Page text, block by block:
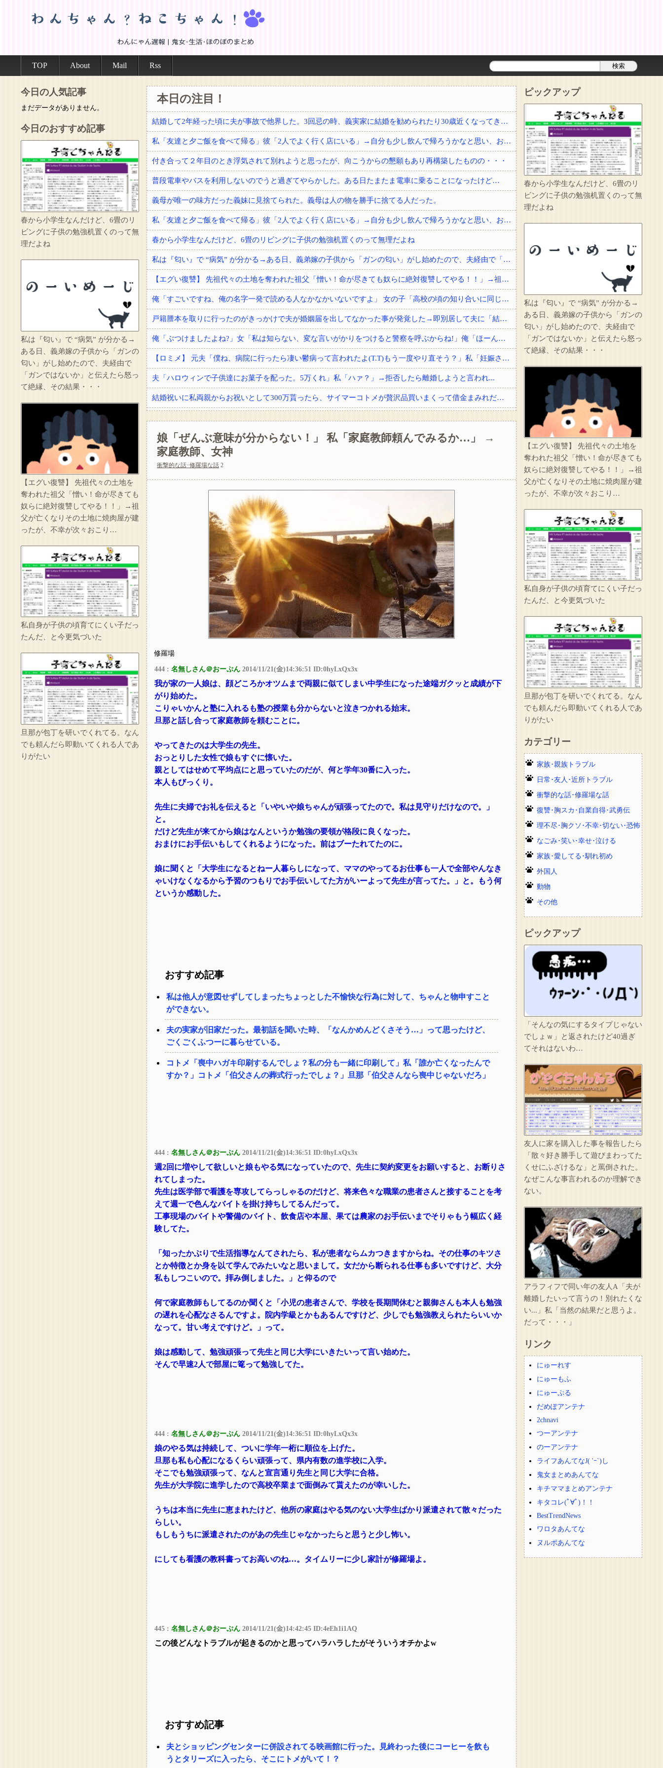
TOP About Mail Rss
今日の人気記事
まだデータがありません。
今日のおすすめ記事
春から小学生なんだけど、6畳のリ
ビングに子供の勉強机置くのって無
理だよね
私は『匂い』で “病気” が分かる→
ある日、義弟嫁の子供から「ガンの
匂い」がし始めたので、夫経由で
「ガンではないか」と伝えたら怒っ
て絶縁、その結果・・・
【エグい復讐】 先祖代々の土地を
奪われた祖父「憎い！命が尽きても
奴らに絶対復讐してやる！！」→祖
父が亡くなりその土地に焼肉屋が建
ったが、不幸が次々おこり…
私自身が子供の頃育てにくい子だっ
たんだ、と今更気づいた
旦那が包丁を研いでくれてる。なん
でも頼んだら即動いてくれる人であ
りがたい
本日の注目！
結婚して2年経った頃に夫が事故で他界した。3回忌の時、義実家に結婚を勧められたり30歳近くなってきて、このままでいいのかなとぼんやり思っていると・・・？
私「友達と夕ご飯を食べて帰る」彼「2人でよく行く店にいる」→自分も少し飲んで帰ろうかなと思い、お店に顔を出したら・・・
付き合って２年目のとき浮気されて別れようと思ったが、向こうからの懇願もあり再構築したものの・・・
普段電車やバスを利用しないのでうと過ぎてやらかした。ある日たまたま電車に乗ることになったけど…
義母が唯一の味方だった義妹に見捨てられた。義母は人の物を勝手に捨てる人だった。
私「友達と夕ご飯を食べて帰る」彼「2人でよく行く店にいる」→自分も少し飲んで帰ろうかなと思い、お店に顔を出したら・・・
春から小学生なんだけど、6畳のリビングに子供の勉強机置くのって無理だよね
私は『匂い』で “病気” が分かる→ある日、義弟嫁の子供から「ガンの匂い」がし始めたので、夫経由で「ガンではないか」と伝えたら怒って絶縁、その結果・・・
【エグい復讐】 先祖代々の土地を奪われた祖父「憎い！命が尽きても奴らに絶対復讐してやる！！」→祖父が亡くなりその土地に焼肉屋が建ったが、不幸が次々おこり…
俺「すごいですね、俺の名字一発で読める人なかなかいないですよ」 女の子「高校の頃の知り合いに同じ名字の人が居まして」
戸籍謄本を取りに行ったのがきっかけで夫が婚姻届を出してなかった事が発覚した→即別居して夫に「結婚詐欺だから訴える！」と伝えたら信じられない...
俺「ぶつけましたよね?」女「私は知らない、変な言いがかりをつけると警察を呼ぶからね!」俺「ほーん」→スーパーの駐車場で当て逃げされた！警察に...
【ロミメ】 元夫「僕ね、病院に行ったら凄い鬱病って言われたよ(T.T)もう一度やり直そう？」私「妊娠させた女子高生はどうなったわけ！？」
夫「ハロウィンで子供達にお菓子を配った。5万くれ」私「ハァ？」→拒否したら離婚しようと言われ...
結婚祝いに私両親からお祝いとして300万貰ったら、サイマーコトメが贅沢品買いまくって借金まみれだから貸してと言ってきた。
手術を受けてドナーから内臓の一つをもらった。すると術後不思議な現象が…家族「気のせいよ」
ベテラン看護師が若い看護師への指導の仕方で上司に注意されてるのを聞いてしまった
託児ママ「暇でしょー？置いといてくれるだけでいいからー」私（置いとくだけ？）→イラっとしたので…
娘「ぜんぶ意味が分からない！」 私「家庭教師頼んでみるか…」 →
家庭教師、女神
衝撃的な話･修羅場な話 2
修羅場
444 : 名無しさん＠おーぷん 2014/11/21(金)14:36:51 ID:0hyLxQx3x
我が家の一人娘は、顔どころかオツムまで両親に似てしまい中学生になった途端ガクッと成績が下
がり始めた。
こりゃいかんと塾に入れるも塾の授業も分からないと泣きつかれる始末。
旦那と話し合って家庭教師を頼むことに。
やってきたのは大学生の先生。
おっとりした女性で娘もすぐに懐いた。
親としてはせめて平均点にと思っていたのだが、何と学年30番に入った。
本人もびっくり。
先生に夫婦でお礼を伝えると「いやいや娘ちゃんが頑張ってたので。私は見守りだけなので。」
と。
だけど先生が来てから娘はなんというか勉強の要領が格段に良くなった。
おまけにお手伝いもしてくれるようになった。前はブーたれてたのに。
娘に聞くと「大学生になるとねー人暮らしになって、ママのやってるお仕事も一人で全部やんなき
ゃいけなくなるから予習のつもりでお手伝いしてた方がいーよって先生が言ってた。」と。もう何
というか感動した。
おすすめ記事
私は他人が意図せずしてしまったちょっとした不愉快な行為に対して、ちゃんと物申すこと
ができない。
夫の実家が旧家だった。最初話を聞いた時、「なんかめんどくさそう…」って思ったけど、
ごくごくふつーに暮らせている。
コトメ「喪中ハガキ印刷するんでしょ？私の分も一緒に印刷して」私「誰か亡くなったんで
すか？」コトメ「伯父さんの葬式行ったでしょ？」旦那「伯父さんなら喪中じゃないだろ」
444 : 名無しさん＠おーぷん 2014/11/21(金)14:36:51 ID:0hyLxQx3x
週2回に増やして欲しいと娘もやる気になっていたので、先生に契約変更をお願いすると、お断りさ
れてしまった。
先生は医学部で看護を専攻してらっしゃるのだけど、将来色々な職業の患者さんと接することを考
えて週一で色んなバイトを掛け持ちしてるんだって。
工事現場のバイトや警備のバイト、飲食店や本屋、果ては農家のお手伝いまでそりゃもう幅広く経
験してた。
「知ったかぶりで生活指導なんてされたら、私が患者ならムカつきますからね。その仕事のキツさ
とか特徴とか身を以て学んでみたいなと思いまして。女だから断られる仕事も多いですけど、大分
私もしつこいので。拝み倒しました。」と仰るので
何で家庭教師もしてるのか聞くと「小児の患者さんで、学校を長期間休むと親御さんも本人も勉強
の遅れを心配なさるんですよ。院内学級とかもあるんですけど、少しでも勉強教えられたらいいか
なって。甘い考えですけど。」って。
娘は感動して、勉強頑張って先生と同じ大学にいきたいって言い始めた。
そんで早速2人で部屋に篭って勉強してた。
444 : 名無しさん＠おーぷん 2014/11/21(金)14:36:51 ID:0hyLxQx3x
娘のやる気は持続して、ついに学年一桁に順位を上げた。
旦那も私も心配になるくらい頑張って、県内有数の進学校に入学。
そこでも勉強頑張って、なんと宣言通り先生と同じ大学に合格。
先生が大学院に進学したので高校卒業まで面倒みて貰えたのが幸いした。
うちは本当に先生に恵まれたけど、他所の家庭はやる気のない大学生ばかり派遣されて散々だった
らしい。
もしもうちに派遣されたのがあの先生じゃなかったらと思うと少し怖い。
にしても看護の教科書ってお高いのね…。タイムリーに少し家計が修羅場よ。
445 : 名無しさん＠おーぷん 2014/11/21(金)14:42:45 ID:4eEh1i1AQ
この後どんなトラブルが起きるのかと思ってハラハラしたがそういうオチかよw
おすすめ記事
夫とショッピングセンターに併設されてる映画館に行った。見終わった後にコーヒーを飲も
うとタリーズに入ったら、そこにトメがいて！？
ピックアップ
春から小学生なんだけど、6畳のリ
ビングに子供の勉強机置くのって無
理だよね
私は『匂い』で “病気” が分かる→
ある日、義弟嫁の子供から「ガンの
匂い」がし始めたので、夫経由で
「ガンではないか」と伝えたら怒っ
て絶縁、その結果・・・
【エグい復讐】 先祖代々の土地を
奪われた祖父「憎い！命が尽きても
奴らに絶対復讐してやる！！」→祖
父が亡くなりその土地に焼肉屋が建
ったが、不幸が次々おこり…
私自身が子供の頃育てにくい子だっ
たんだ、と今更気づいた
旦那が包丁を研いでくれてる。なん
でも頼んだら即動いてくれる人であ
りがたい
カテゴリー
家族･親族トラブル
日常･友人･近所トラブル
衝撃的な話･修羅場な話
復讐･胸スカ･自業自得･武勇伝
理不尽･胸クソ･不幸･切ない･恐怖
なごみ･笑い･幸せ･泣ける
家族･愛してる･馴れ初め
外国人
動物
その他
ピックアップ
「そんなの気にするタイプじゃない
でしょｗ」と返されたけど40過ぎ
てそれはないわ…
友人に家を購入した事を報告したら
「散々好き勝手して遊びまわってた
くせにふざけるな」と罵倒された。
なぜこんな事言われるのか理解でき
ない。
アラフィフで同い年の友人A「夫が
離婚したいって言うの！別れたくな
い...」私「当然の結果だと思うよ。
だって・・・」
リンク
にゅーれす
にゅーもふ
にゅーぷる
だめぽアンテナ
2chnavi
つーアンテナ
のーアンテナ
ライフあんてなJ( 'ｰ`)し
鬼女まとめあんてな
キチママまとめアンテナ
キタコレ(ﾟ∀ﾟ)！！
BestTrendNews
ワロタあんてな
ヌルポあんてな